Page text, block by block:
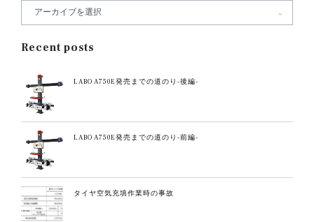
Recent posts
LABO A750E発売までの道のり-後編-
LABO A750E発売までの道のり-前編-
タイヤ空気充填作業時の事故